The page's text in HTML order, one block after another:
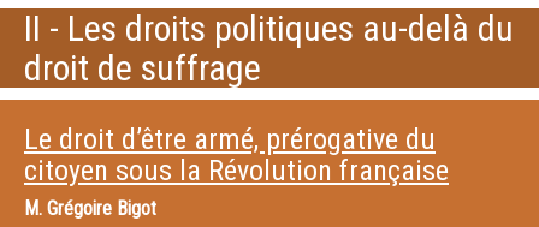
II - Les droits politiques au-delà du
droit de suffrage
Le droit d’être armé, prérogative du
citoyen sous la Révolution française
M. Grégoire Bigot